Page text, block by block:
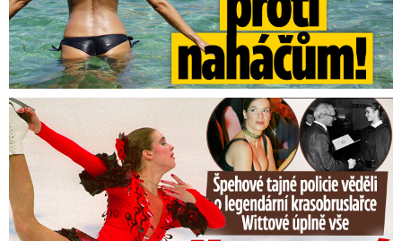
Tajná policie špehovala krasobruslařku Wittovou: Pikantní ...